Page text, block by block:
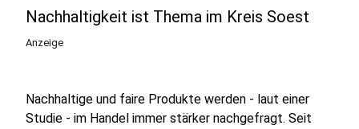
Nachhaltigkeit ist Thema im Kreis Soest
Anzeige
Nachhaltige und faire Produkte werden - laut einer
Studie - im Handel immer stärker nachgefragt. Seit